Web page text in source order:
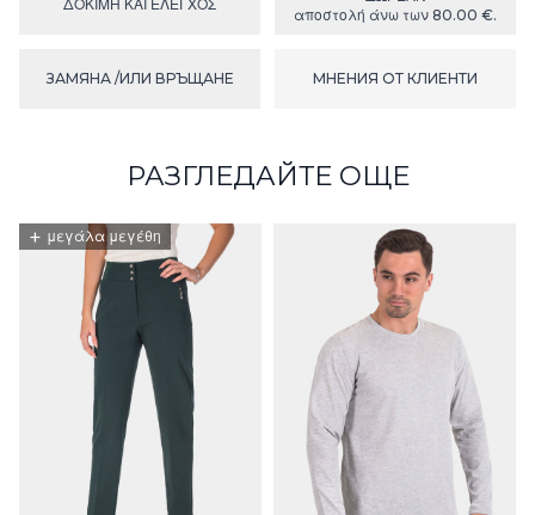
ΔΟΚΙΜΉ ΚΑΙ ΕΛΕΓΧΟΣ
αποστολή άνω των 80.00 €.
ЗАМЯНА /ИЛИ ВРЪЩАНЕ МНЕНИЯ ОТ КЛИЕНТИ
РАЗГЛЕДАЙТЕ ОЩЕ
+ μεγάλα μεγέθη